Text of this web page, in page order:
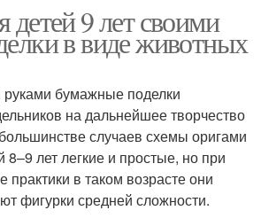
детей 9 лет своими
в виде животных
бумажные поделки
на дальнейшее творчество
случаев схемы оригами
8–9 лет легкие и простые, но при
практики в таком возрасте они
фигурки средней сложности.